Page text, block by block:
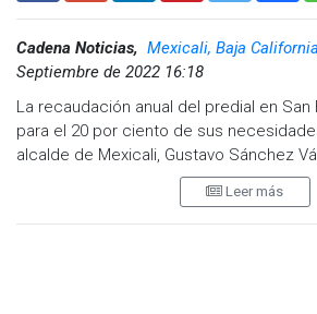
Cadena Noticias, Mexicali, Baja
Septiembre de 2022 16:18
La recaudación anual del predial en San
para el 20 por ciento de sus
alcalde de Mexicali, Gustavo Sánchez
aseguró que desde que estuvo en la
estado mantuvo su postura de rechazo
del puerto.
Leer más